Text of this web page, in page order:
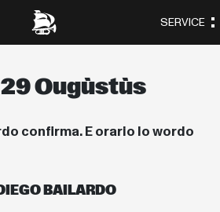
Ougùstùs
confirma. E orario lo wordo
BAILARDO